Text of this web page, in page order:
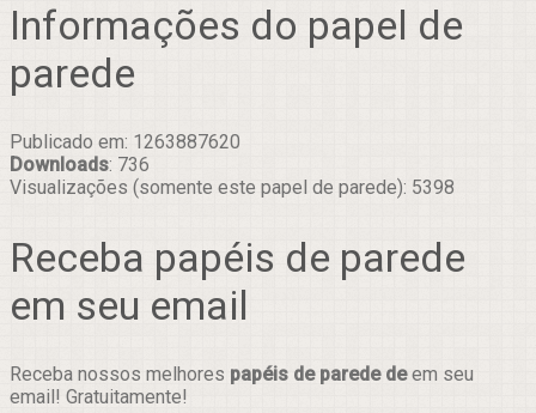
Informações do papel de
parede
Publicado em: 1263887620
Downloads: 736
Visualizações (somente este papel de parede): 5398
Receba papéis de parede
em seu email
Receba nossos melhores papéis de parede deem seu
email! Gratuitamente!